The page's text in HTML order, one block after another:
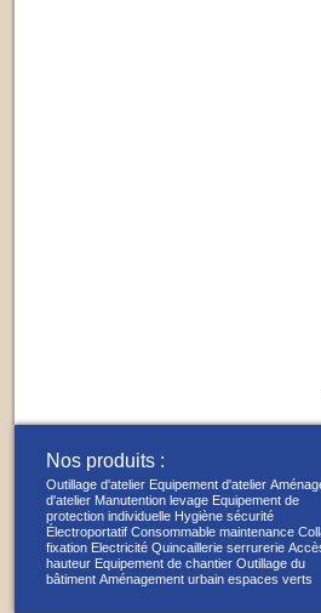
Nos produits :
Outillage d'atelier Equipement d'atelier
d'atelier Manutention levage Equipement de
protection individuelle Hygiène sécurité
Électroportatif Consommable maintenance
fixation Electricité Quincaillerie serrurerie
hauteur Equipement de chantier Outillage du
bâtiment Aménagement urbain espaces verts